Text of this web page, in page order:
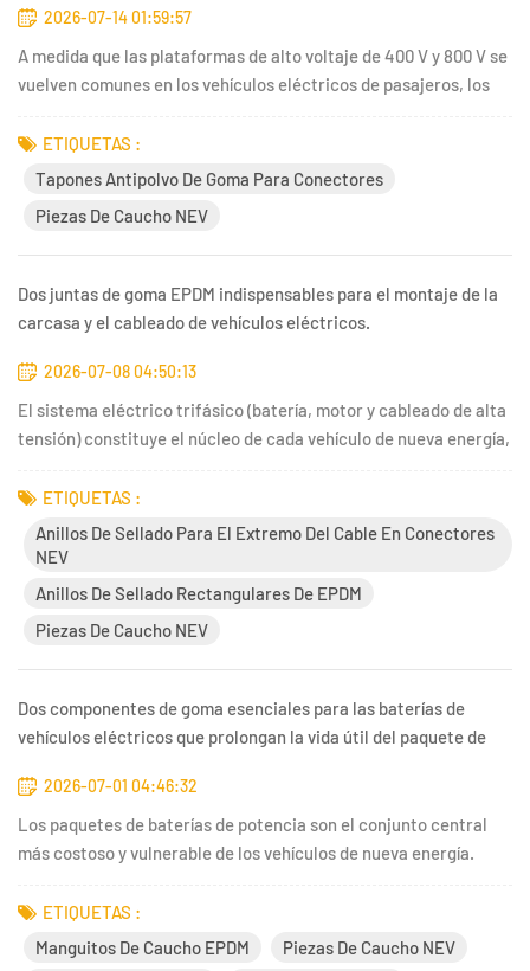
2026-07-14 01:59:57
A medida que las plataformas de alto voltaje de 400 V y 800 V se
vuelven comunes en los vehículos eléctricos de pasajeros, los
almacenamiento de energía, los daños menores en los
conectores de cableado se han convertido en un peligro de
ETIQUETAS :
Tapones Antipolvo De Goma Para Conectores
Piezas De Caucho NEV
Dos juntas de goma EPDM indispensables para el montaje de la
carcasa y el cableado de vehículos eléctricos.
2026-07-08 04:50:13
El sistema eléctrico trifásico (batería, motor y cableado de alta
tensión) constituye el núcleo de cada vehículo de nueva energía,
equipos suelen provocar graves riesgos de seguridad, como
cortocircuitos, filtraciones de agua y envejecimie...
ETIQUETAS :
Anillos De Sellado Para El Extremo Del Cable En Conectores
NEV
Anillos De Sellado Rectangulares De EPDM
Piezas De Caucho NEV
Dos componentes de goma esenciales para las baterías de
vehículos eléctricos que prolongan la vida útil del paquete de
2026-07-01 04:46:32
Los paquetes de baterías de potencia son el conjunto central
más costoso y vulnerable de los vehículos de nueva energía.
la humedad condensada, el impacto de vibraciones y los ciclos
de temperatura erosionan gradualmente los módulos de la...
ETIQUETAS :
Manguitos De Caucho EPDM
Piezas De Caucho NEV